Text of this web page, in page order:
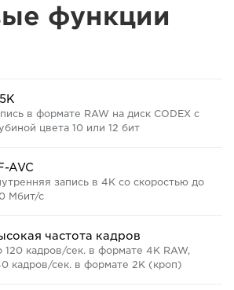
функции
в формате RAW на диск CODEX с
цвета 10 или 12 бит
AVC
запись в 4K со скоростью до
Мбит/с
частота кадров
120 кадров/сек. в формате 4K RAW,
кадров/сек. в формате 2K (кроп)